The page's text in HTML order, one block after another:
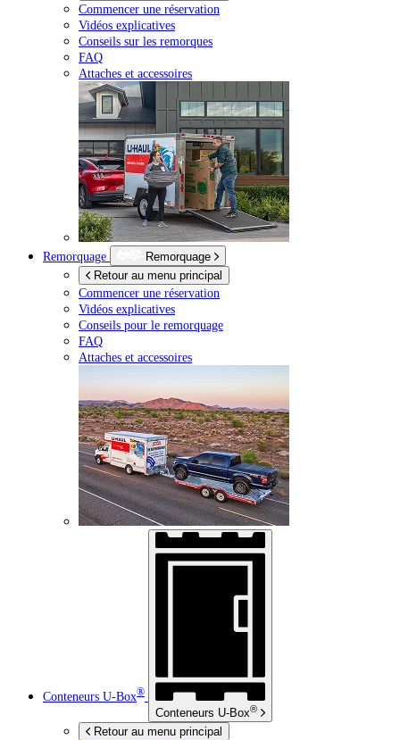
Commencer une réservation
Vidéos explicatives
Conseils sur les remorques
FAQ
Attaches et accessoires
Remorquage
Remorquage
Retour au menu principal
Commencer une réservation
Vidéos explicatives
Conseils pour le remorquage
FAQ
Attaches et accessoires
Conteneurs U-Box®
Conteneurs U-Box®
Retour au menu principal